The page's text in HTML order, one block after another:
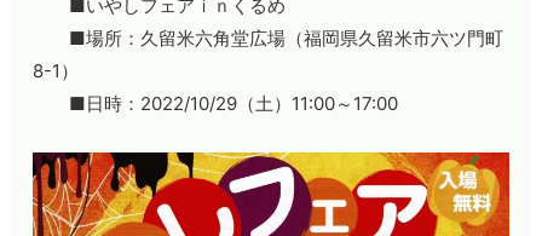
■いやしフェアｉｎくるめ
■場所：久留米六角堂広場（福岡県久留米市六ツ門町
8-1）
■日時：2022/10/29（土）11:00～17:00